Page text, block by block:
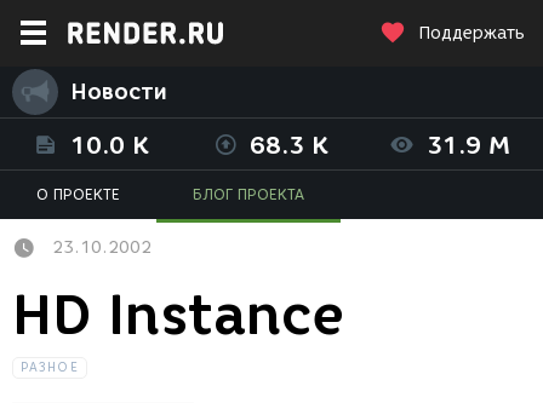
Поддержать
Новости
10.0 K 68.3 K 31.9 M
О ПРОЕКТЕ БЛОГ ПРОЕКТА
23.10.2002
HD Instance
РАЗНОЕ